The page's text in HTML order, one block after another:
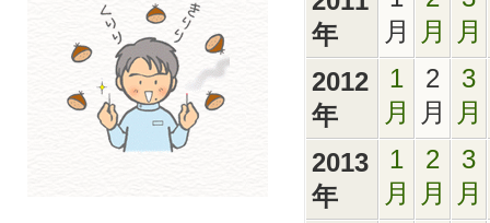
年
月
月
月
2012
年
1
月
2
月
3
月
2013
年
1
月
2
月
3
月